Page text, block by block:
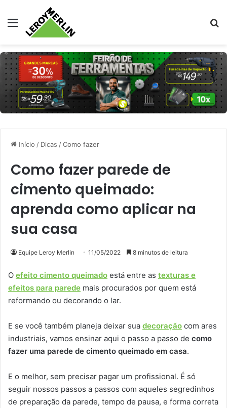
Menu
Início / Dicas /Como fazer
Como fazer parede de
cimento queimado:
aprenda como aplicar na
sua casa
Equipe Leroy Merlin 11/05/2022 8 minutos de leitura
O efeito cimento queimado está entre as texturas e
efeitos para parede mais procurados por quem está
reformando ou decorando o lar.
E se você também planeja deixar sua decoração com ares
industriais, vamos ensinar aqui o passo a passo de como
fazer uma parede de cimento queimado em casa.
E o melhor, sem precisar pagar um profissional. É só
seguir nossos passos a passos com aqueles segredinhos
de preparação da parede, tempo de pausa, e forma correta